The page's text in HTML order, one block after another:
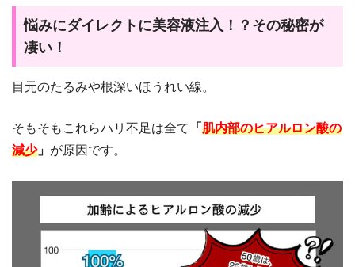
悩みにダイレクトに美容液注入！？その秘密が
凄い！
目元のたるみや根深いほうれい線。
そもそもこれらハリ不足は全て 「 肌内部のヒアルロン酸の
減少」 が原因です。